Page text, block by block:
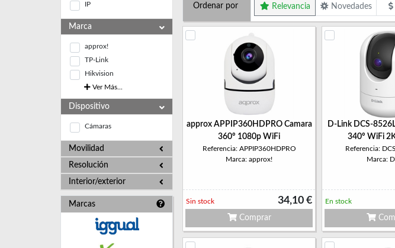
IP
Marca
approx!
TP-Link
Hikvision
Ver Más...
Dispositivo
Cámaras
Movilidad
Resolución
Interior/exterior
Marcas
Ordenar por Relevancia Novedades
approx APPIP360HDPRO Camara
360º 1080p WiFi
Referencia: APPIP360HDPRO
Marca: approx!
34,10 €
Sin stock
Comprar
D-Link DCS-
340º WiFi
Referencia:
Marca:
En stock